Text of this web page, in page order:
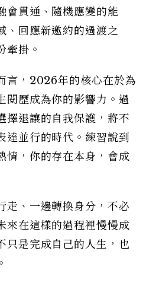
會貫通、隨機應變的能
、回應新邀約的過渡之
牽掛。
言，2026年的核心在於為
閱歷成為你的影響力。過
擇退讓的自我保護，將不
達並行的時代。練習說到
情，你的存在本身，會成
走、一邊轉換身分，不必
來在這樣的過程裡慢慢成
只是完成自己的人生，也